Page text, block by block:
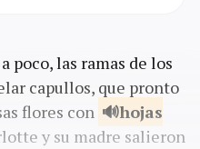
poco, las ramas de los
capullos, que pronto
flores con
hojas
y su madre salieron